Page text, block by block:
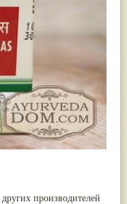
производителей